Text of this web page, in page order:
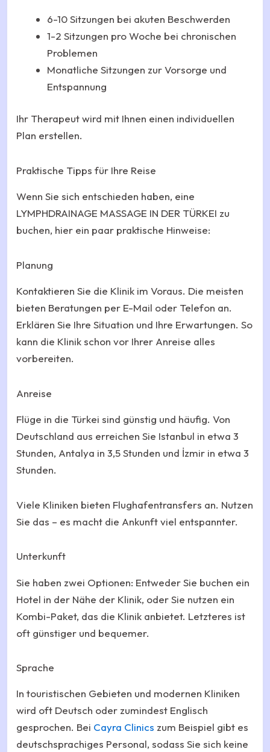
6-10 Sitzungen bei akuten Beschwerden
1-2 Sitzungen pro Woche bei chronischen
Problemen
Monatliche Sitzungen zur Vorsorge und
Entspannung
Ihr Therapeut wird mit Ihnen einen individuellen
Plan erstellen.
Praktische Tipps für Ihre Reise
Wenn Sie sich entschieden haben, eine
LYMPHDRAINAGE MASSAGE IN DER TÜRKEI zu
buchen, hier ein paar praktische Hinweise:
Planung
Kontaktieren Sie die Klinik im Voraus. Die meisten
bieten Beratungen per E-Mail oder Telefon an.
Erklären Sie Ihre Situation und Ihre Erwartungen. So
kann die Klinik schon vor Ihrer Anreise alles
vorbereiten.
Anreise
Flüge in die Türkei sind günstig und häufig. Von
Deutschland aus erreichen Sie Istanbul in etwa 3
Stunden, Antalya in 3,5 Stunden und İzmir in etwa 3
Stunden.
Viele Kliniken bieten Flughafentransfers an. Nutzen
Sie das – es macht die Ankunft viel entspannter.
Unterkunft
Sie haben zwei Optionen: Entweder Sie buchen ein
Hotel in der Nähe der Klinik, oder Sie nutzen ein
Kombi-Paket, das die Klinik anbietet. Letzteres ist
oft günstiger und bequemer.
Sprache
In touristischen Gebieten und modernen Kliniken
wird oft Deutsch oder zumindest Englisch
gesprochen. Bei Cayra Clinics zum Beispiel gibt es
deutschsprachiges Personal, sodass Sie sich keine